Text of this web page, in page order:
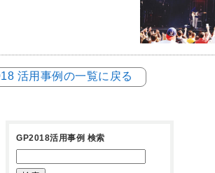
活用事例の一覧に戻る
GP2018活用事例 検索